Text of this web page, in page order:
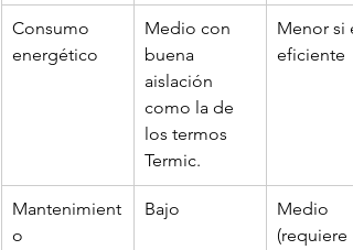
Consumo
energético
Medio con
buena
aislación
como la de
los termos
Termic.
Menor si
eficiente
Mantenimient
o
Bajo
Medio
(requiere